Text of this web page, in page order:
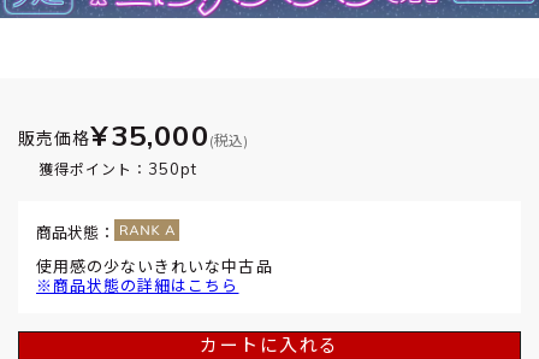
販売価格¥35,000 (税込)
獲得ポイント： 350pt
商品状態：
使用感の少ないきれいな中古品
※商品状態の詳細はこちら
カートに入れる